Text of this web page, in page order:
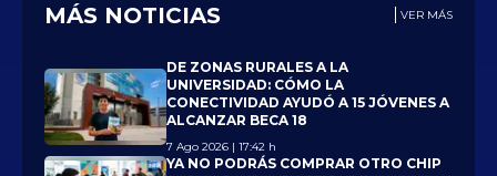
MÁS NOTICIAS VER MÁS
DE ZONAS RURALES A LA
UNIVERSIDAD: CÓMO LA
CONECTIVIDAD AYUDÓ A 15 JÓVENES A
ALCANZAR BECA 18
7 Ago 2026 | 17:42 h
YA NO PODRÁS COMPRAR OTRO CHIP